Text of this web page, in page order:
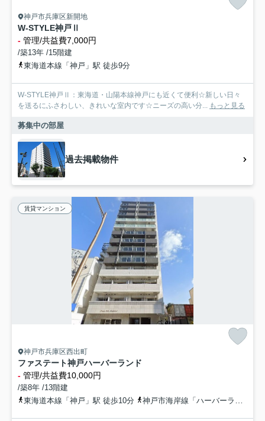
神戸市兵庫区新開地
W-STYLE神戸Ⅱ
- 管理/共益費7,000円
/築13年 /15階建
東海道本線「神戸」駅 徒歩9分
W-STYLE神戸Ⅱ：東海道・山陽本線神戸にも近くて便利☆新しい日々
を送るにふさわしい、きれいな室内です☆ニーズの高い分... もっと見る
募集中の部屋
過去掲載物件
賃貸マンション
神戸市兵庫区西出町
ファステート神戸ハーバーランド
- 管理/共益費10,000円
/築8年 /13階建
東海道本線「神戸」駅 徒歩10分
神戸市海岸線「ハーバーランド」駅 徒歩10分